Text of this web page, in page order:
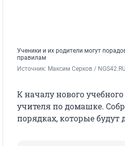
Ученики и их родители могут
правилам
Источник: Максим Серков / NGS42.RU
К началу нового
учителя по домашке.
порядках, которые будут